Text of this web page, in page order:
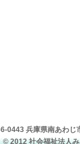
0443 兵庫県南あわ
© 2012 社会福祉法人